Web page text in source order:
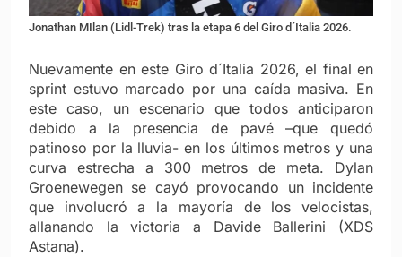
Jonathan MIlan (Lidl-Trek) tras la etapa 6 del Giro d´Italia 2026.
Nuevamente en este Giro d´Italia 2026, el final en
sprint estuvo marcado por una caída masiva. En
este caso, un escenario que todos anticiparon
debido a la presencia de pavé –que quedó
patinoso por la lluvia- en los últimos metros y una
curva estrecha a 300 metros de meta. Dylan
Groenewegen se cayó provocando un incidente
que involucró a la mayoría de los velocistas,
allanando la victoria a Davide Ballerini (XDS
Astana).